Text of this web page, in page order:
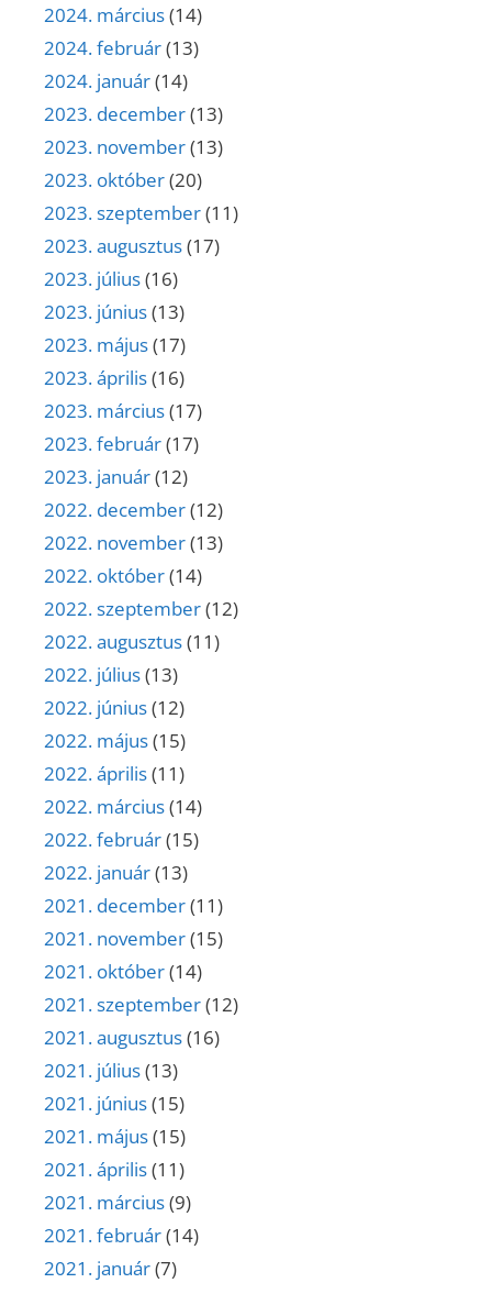
2024. március(14)
2024. február(13)
2024. január(14)
2023. december(13)
2023. november(13)
2023. október(20)
2023. szeptember(11)
2023. augusztus(17)
2023. július(16)
2023. június(13)
2023. május(17)
2023. április(16)
2023. március(17)
2023. február(17)
2023. január(12)
2022. december(12)
2022. november(13)
2022. október(14)
2022. szeptember(12)
2022. augusztus(11)
2022. július(13)
2022. június(12)
2022. május(15)
2022. április(11)
2022. március(14)
2022. február(15)
2022. január(13)
2021. december(11)
2021. november(15)
2021. október(14)
2021. szeptember(12)
2021. augusztus(16)
2021. július(13)
2021. június(15)
2021. május(15)
2021. április(11)
2021. március(9)
2021. február(14)
2021. január(7)